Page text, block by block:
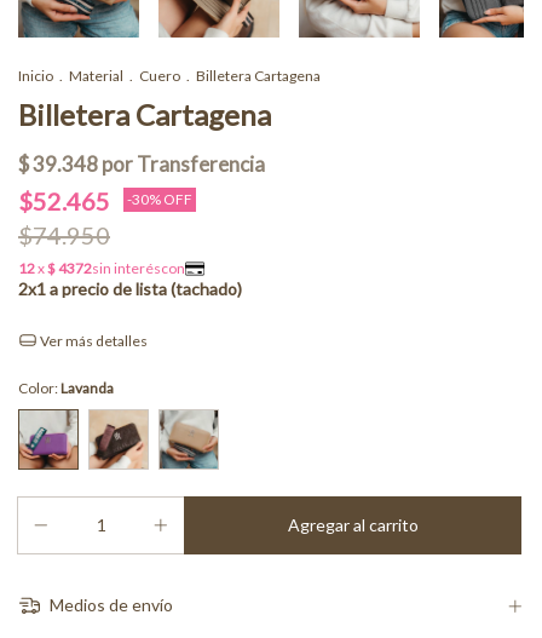
Inicio Material Cuero Billetera Cartagena
Billetera Cartagena
$52.465 -30% OFF
$74.950
Ver más detalles
Color:Lavanda
Medios de envío